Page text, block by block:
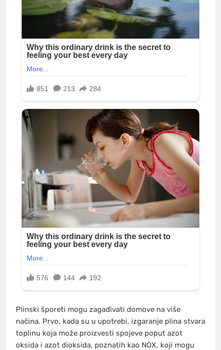
Plinski šporeti mogu zagađivati domove na više
načina. Prvo, kada su u upotrebi, izgaranje plina stvara
toplinu koja može proizvesti spojeve poput azot
oksida i azot dioksida, poznatih kao NOX, koji mogu